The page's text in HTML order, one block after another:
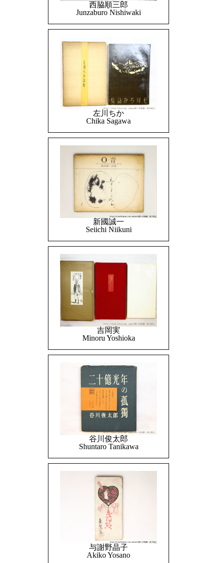
西脇順三郎
Junzaburo Nishiwaki
左川ちか
Chika Sagawa
新國誠一
Seiichi Niikuni
吉岡実
Minoru Yoshioka
谷川俊太郎
Shuntaro Tanikawa
与謝野晶子
Akiko Yosano